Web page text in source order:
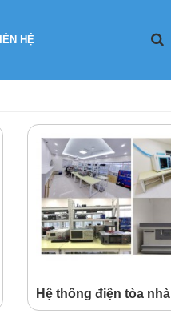
HỆ
Hệ thống điện tòa nhà